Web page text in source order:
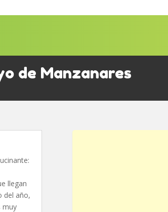
de Manzanares
llegan
del año,
muy